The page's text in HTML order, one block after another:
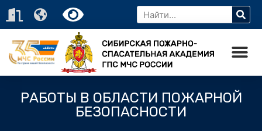
РАБОТЫ В ОБЛАСТИ ПОЖАРНОЙ
БЕЗОПАСНОСТИ